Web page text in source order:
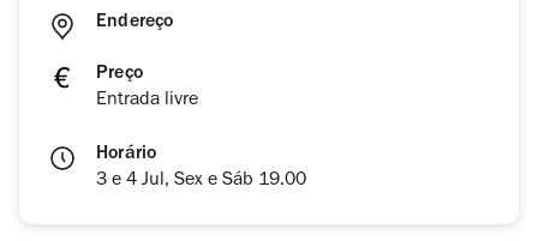
Endereço
Preço
Entrada livre
Horário
3 e 4 Jul, Sex e Sáb 19.00